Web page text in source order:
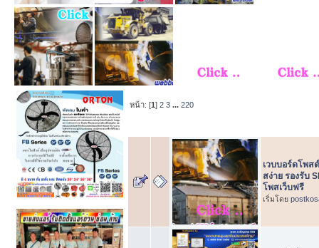
หน้า: [1]2 3 ...220
เวบบอร์ดโพส
สง่าย รองรับ
โพสเว็บฟรี
เริ่มโดย